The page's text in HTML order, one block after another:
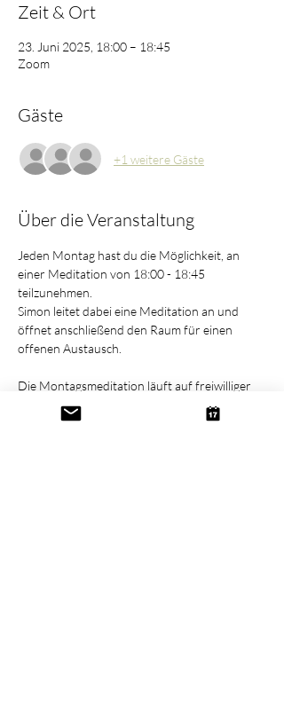
Zeit & Ort
23. Juni 2025, 18:00 – 18:45
Zoom
Gäste
+1 weitere Gäste
Über die Veranstaltung
Jeden Montag hast du die Möglichkeit, an
einer Meditation von 18:00 - 18:45
teilzunehmen.
Simon leitet dabei eine Meditation an und
öffnet anschließend den Raum für einen
offenen Austausch.
Die Montagsmeditation läuft auf freiwilliger
Spendenbasis.